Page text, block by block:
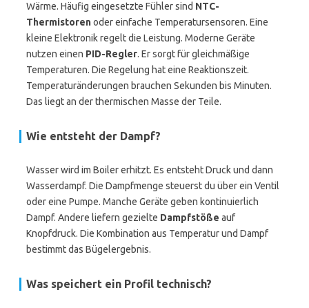
Wärme. Häufig eingesetzte Fühler sind NTC-
Thermistorenoder einfache Temperatursensoren. Eine
kleine Elektronik regelt die Leistung. Moderne Geräte
nutzen einen PID-Regler. Er sorgt für gleichmäßige
Temperaturen. Die Regelung hat eine Reaktionszeit.
Temperaturänderungen brauchen Sekunden bis Minuten.
Das liegt an der thermischen Masse der Teile.
Wie entsteht der Dampf?
Wasser wird im Boiler erhitzt. Es entsteht Druck und dann
Wasserdampf. Die Dampfmenge steuerst du über ein Ventil
oder eine Pumpe. Manche Geräte geben kontinuierlich
Dampf. Andere liefern gezielte Dampfstöße auf
Knopfdruck. Die Kombination aus Temperatur und Dampf
bestimmt das Bügelergebnis.
Was speichert ein Profil technisch?